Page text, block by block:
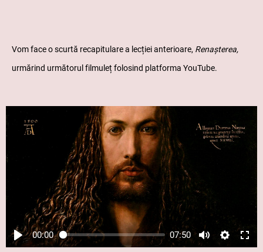
Vom face o scurtă recapitulare a lecției anterioare, Renașterea,
urmărind următorul filmuleț folosind platforma YouTube.
00:00 07:50